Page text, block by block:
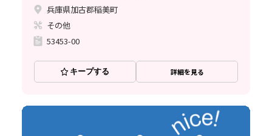
兵庫県加古郡稲美町
その他
53453-00
キープする 詳細を見る